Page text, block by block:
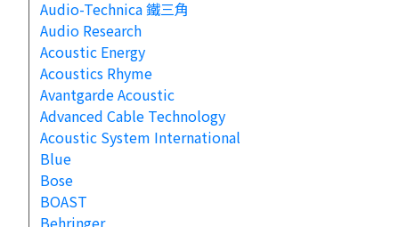
Audio-Technica 鐵三角
Audio Research
Acoustic Energy
Acoustics Rhyme
Avantgarde Acoustic
Advanced Cable Technology
Acoustic System International
Blue
Bose
BOAST